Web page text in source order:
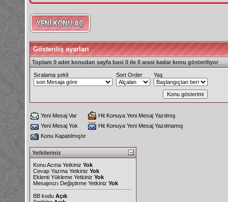
Gösteriliş ayarları
Toplam 0 adet konudan sayfa basi 0 ile 0 arasi kadar konu gösteriliyor
Sıralama şekli Sort Order Yaş
Yeni Mesaj Var
Hit Konuya Yeni Mesaj Yazılmış
Yeni Mesaj Yok
Hit Konuya Yeni Mesaj Yazılmamış
Konu Kapatılmıştır
Yetkileriniz
Konu Acma Yetkiniz Yok
Cevap Yazma Yetkiniz Yok
Eklenti Yükleme Yetkiniz Yok
Mesajınızı Değiştirme Yetkiniz Yok
BB kodu Açık